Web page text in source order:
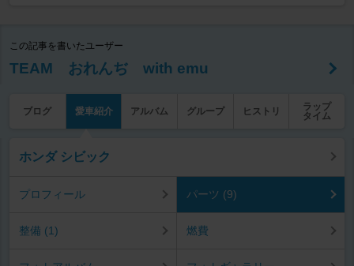
この記事を書いたユーザー
TEAM おれんぢ with emu
ブログ 愛車紹介 アルバム グループ ヒストリ
ラップ
タイム
ホンダ シビック
プロフィール パーツ (9)
整備 (1) 燃費